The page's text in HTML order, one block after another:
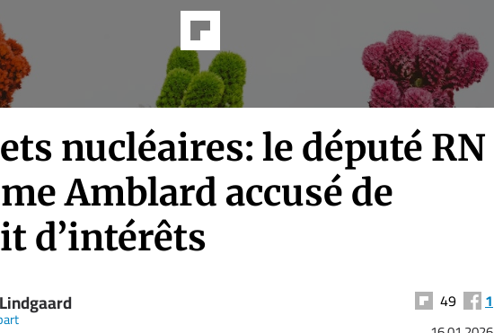
nucléaires: le député RN
Amblard accusé de
d’intérêts
49 1